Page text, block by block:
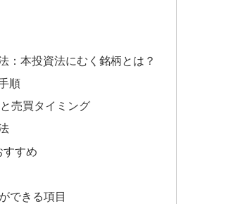
：本投資法にむく銘柄とは？
順
売買タイミング
すすめ
できる項目